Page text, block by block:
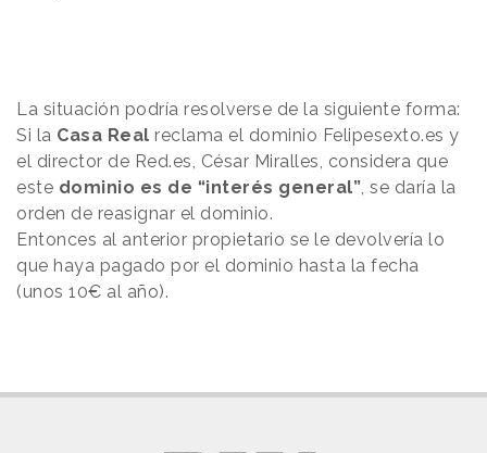
La situación podría resolverse de la siguiente forma:
Si la Casa Real reclama el dominio Felipesexto.es y
el director de Red.es, César Miralles, considera que
este dominio es de “interés general” , se daría la
orden de reasignar el dominio.
Entonces al anterior propietario se le devolvería lo
que haya pagado por el dominio hasta la fecha
(unos 10€ al año).